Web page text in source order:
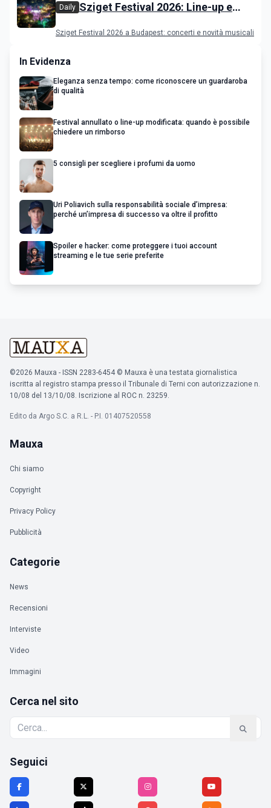
Daily Sziget Festival 2026: Line-up e
Sziget Festival 2026 a Budapest: concerti e novità musicali
In Evidenza
Eleganza senza tempo: come riconoscere un guardaroba
di qualità
Festival annullato o line-up modificata: quando è possibile
chiedere un rimborso
5 consigli per scegliere i profumi da uomo
Uri Poliavich sulla responsabilità sociale d’impresa:
perché un’impresa di successo va oltre il profitto
Spoiler e hacker: come proteggere i tuoi account
streaming e le tue serie preferite
©2026 Mauxa - ISSN 2283-6454 © Mauxa è una testata giornalistica
iscritta al registro stampa presso il Tribunale di Terni con autorizzazione n.
10/08 del 13/10/08. Iscrizione al ROC n. 23259.
Edito da Argo S.C. a R.L. - P.I. 01407520558
Mauxa
Chi siamo
Copyright
Privacy Policy
Pubblicità
Categorie
News
Recensioni
Interviste
Video
Immagini
Cerca nel sito
Seguici